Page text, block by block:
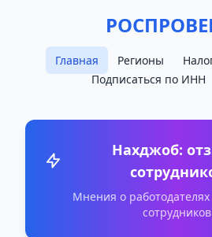
Главная Регионы
Подписаться по ИНН
Нахджоб:
Мнения о
сотрудников